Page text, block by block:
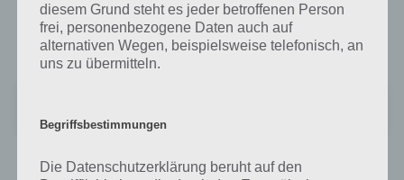
Critter Escape für iPhone, iPad und iPod
Touch
Preis:Kostenlos
diesem Grund steht es jeder betroffenen Person
frei, personenbezogene Daten auch auf
alternativen Wegen, beispielsweise telefonisch, an
uns zu übermitteln.
Begriffsbestimmungen
Die Datenschutzerklärung beruht auf den